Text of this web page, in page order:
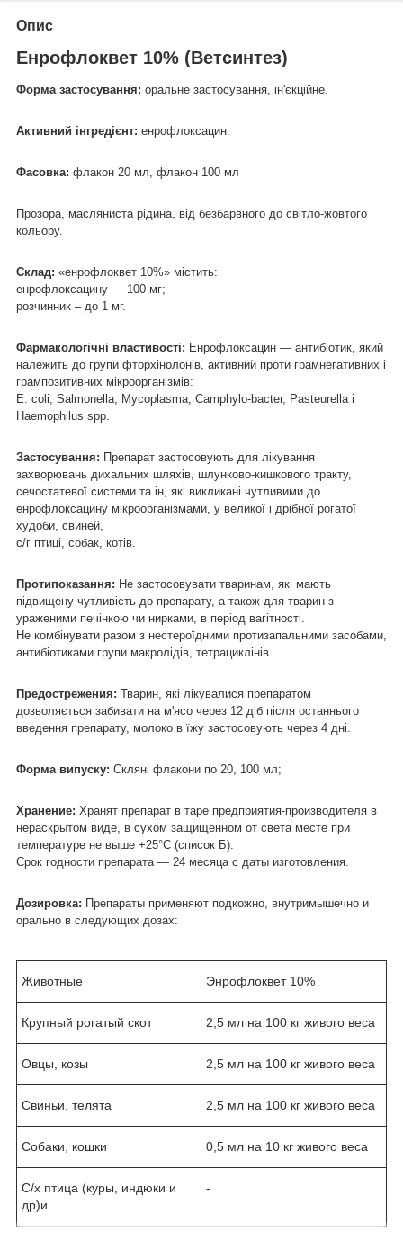
Опис
Енрофлоквет 10% (Ветсинтез)
Форма застосування: оральне застосування, ін'єкційне.
Активний інгредієнт: енрофлоксацин.
Фасовка: флакон 20 мл, флакон 100 мл
Прозора, масляниста рідина, від безбарвного до світло-жовтого
кольору.
Склад: «енрофлоквет 10%» містить:
енрофлоксацину — 100 мг;
розчинник – до 1 мг.
Фармакологічні властивості: Енрофлоксацин — антибіотик, який
належить до групи фторхінолонів, активний проти грамнегативних і
грампозитивних мікроорганізмів:
Е. colі, Salmonella, Mycoplasma, Camphylo-bacter, Pasteurella і
Haemophіlus spp.
Застосування: Препарат застосовують для лікування
захворювань дихальних шляхів, шлунково-кишкового тракту,
сечостатевої системи та ін, які викликані чутливими до
енрофлоксацину мікроорганізмами, у великої і дрібної рогатої
худоби, свиней,
с/г птиці, собак, котів.
Протипоказання: Не застосовувати тваринам, які мають
підвищену чутливість до препарату, а також для тварин з
ураженими печінкою чи нирками, в період вагітності.
Не комбінувати разом з нестероїдними протизапальними засобами,
антибіотиками групи макролідів, тетрациклінів.
Предострежения: Тварин, які лікувалися препаратом
дозволяється забивати на м'ясо через 12 діб після останнього
введення препарату, молоко в їжу застосовують через 4 дні.
Форма випуску: Скляні флакони по 20, 100 мл;
Хранение: Хранят препарат в таре предприятия-производителя в
нераскрытом виде, в сухом защищенном от света месте при
температуре не выше +25°С (список Б).
Срок годности препарата — 24 месяца с даты изготовления.
Дозировка: Препараты применяют подкожно, внутримышечно и
орально в следующих дозах:
Животные Энрофлоквет 10%
Крупный рогатый скот 2,5 мл на 100 кг живого веса
Овцы, козы 2,5 мл на 100 кг живого веса
Свиньи, телята 2,5 мл на 100 кг живого веса
Собаки, кошки 0,5 мл на 10 кг живого веса
С/х птица (куры, индюки и
др)и
-